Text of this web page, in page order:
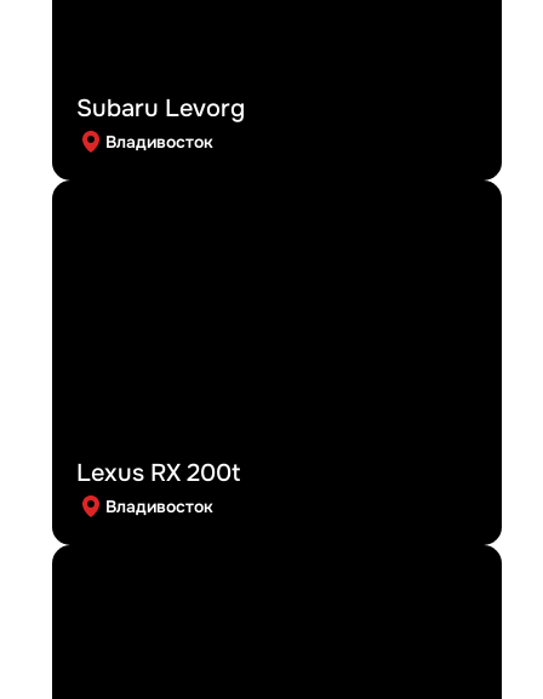
Subaru Levorg
Владивосток
Lexus RX 200t
Владивосток